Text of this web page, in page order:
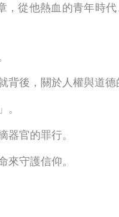
從他熱血的青年時
後，關於人權與道德
官的罪行。
守護信仰。